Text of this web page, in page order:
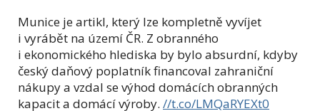
Munice je artikl, který lze kompletně vyvíjet
i vyrábět na území ČR. Z obranného
i ekonomického hlediska by bylo absurdní, kdyby
český daňový poplatník financoval zahraniční
nákupy a vzdal se výhod domácích obranných
kapacit a domácí výroby. //t.co/LMQaRYEXt0